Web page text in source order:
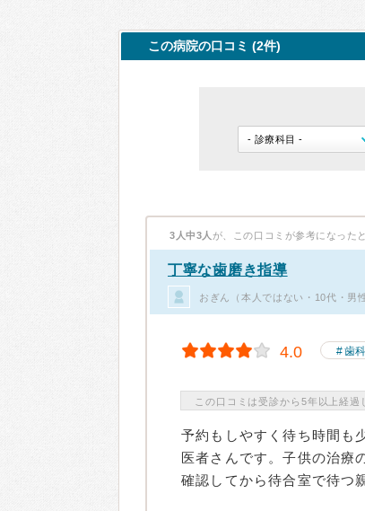
この病院の口コミ (2件)
3人中3人 が、この口コミが参考になった
丁寧な歯磨き指導
おぎん（本人ではない・10代・男
4.0 歯科
この口コミは受診から5年以上経過
予約もしやすく待ち時間も
医者さんです。子供の治療
確認してから待合室で待つ